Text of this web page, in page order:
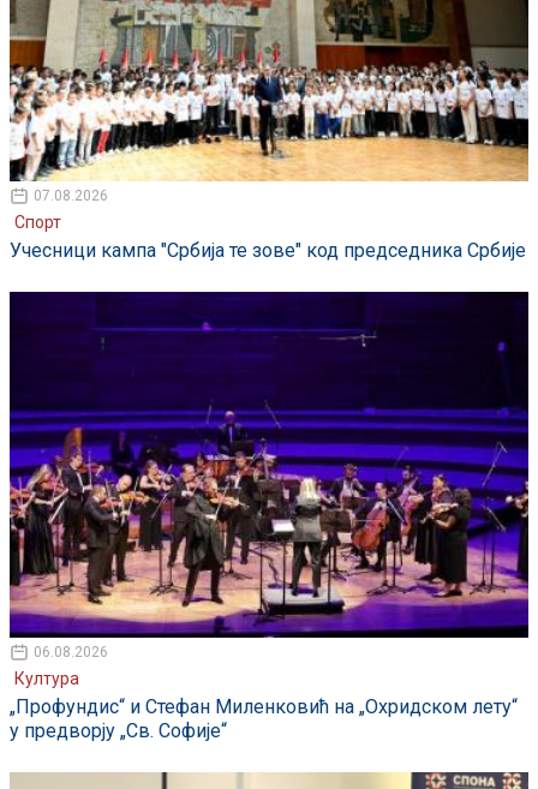
07.08.2026
Спорт
Учесници кампа "Србија те зове" код председника Србије
06.08.2026
Култура
„Профундис“ и Стефан Миленковић на „Охридском лету“
у предворју „Св. Софије“